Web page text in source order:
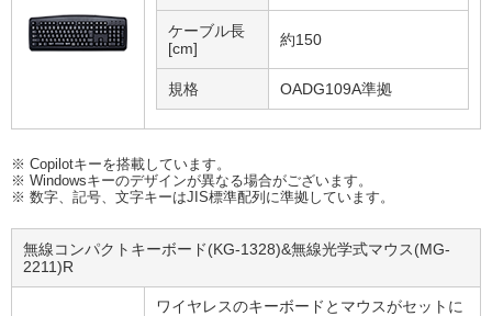
ケーブル長
[cm]
約150
規格 OADG109A準拠
※ Copilotキーを搭載しています。
※ Windowsキーのデザインが異なる場合がございます。
※ 数字、記号、文字キーはJIS標準配列に準拠しています。
無線コンパクトキーボード(KG-1328)&無線光学式マウス(MG-
2211)R
ワイヤレスのキーボードとマウスがセットに